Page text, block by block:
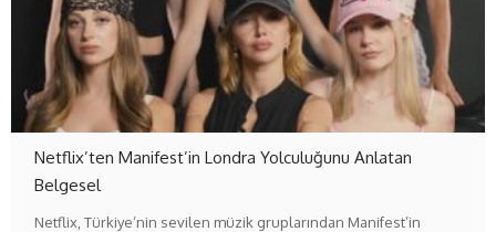
Netflix’ten Manifest’in Londra Yolculuğunu Anlatan
Belgesel
Netflix, Türkiye’nin sevilen müzik gruplarından Manifest’in